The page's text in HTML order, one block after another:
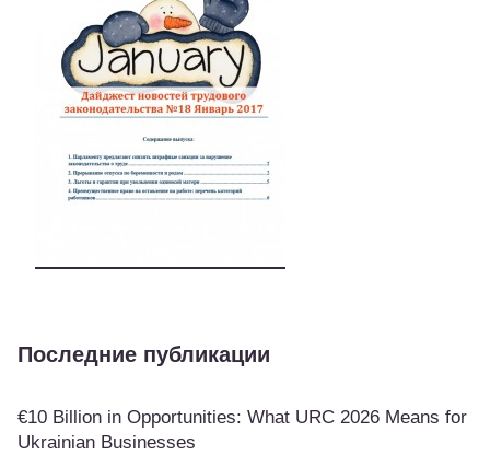
Последние публикации
€10 Billion in Opportunities: What URC 2026 Means for
Ukrainian Businesses